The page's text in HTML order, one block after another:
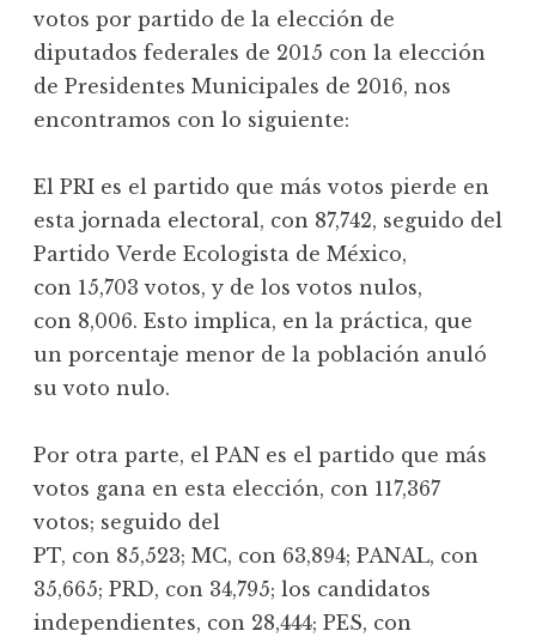
votos por partido de la elección de
diputados federales de 2015 con la elección
de Presidentes Municipales de 2016, nos
encontramos con lo siguiente:
El PRI es el partido que más votos pierde en
esta jornada electoral, con 87,742, seguido del
Partido Verde Ecologista de México,
con 15,703 votos, y de los votos nulos,
con 8,006. Esto implica, en la práctica, que
un porcentaje menor de la población anuló
su voto nulo.
Por otra parte, el PAN es el partido que más
votos gana en esta elección, con 117,367
votos; seguido del
PT, con 85,523; MC, con 63,894; PANAL, con
35,665; PRD, con 34,795; los candidatos
independientes, con 28,444; PES, con